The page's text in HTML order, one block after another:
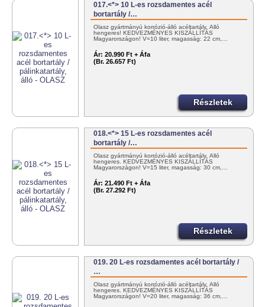
017.<*> 10 L-es rozsdamentes acél
bortartály /…
Olasz gyártmányú korrózió-álló acéltartály. Álló
hengeres! KEDVEZMÉNYES KISZÁLLÍTÁS
Magyarországon! V=10 liter, magasság: 22 cm,…
Ár: 20.990 Ft + Áfa
(Br. 26.657 Ft)
Részletek
018.<*> 15 L-es rozsdamentes acél
bortartály /…
Olasz gyártmányú korrózió-álló acéltartály. Álló
hengeres. KEDVEZMÉNYES KISZÁLLÍTÁS
Magyarországon! V=15 liter, magasság: 30 cm,…
Ár: 21.490 Ft + Áfa
(Br. 27.292 Ft)
Részletek
019. 20 L-es rozsdamentes acél bortartály /
…
Olasz gyártmányú korrózió-álló acéltartály. Álló
hengeres. KEDVEZMÉNYES KISZÁLLÍTÁS
Magyarországon! V=20 liter, magasság: 36 cm,…